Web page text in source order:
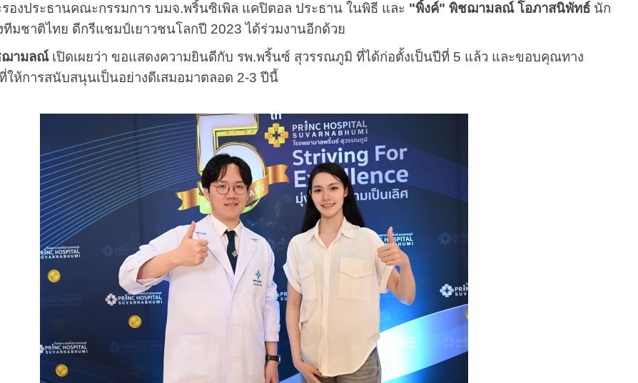
องประธานคณะกรรมการ บมจ.พริ้นซิเพิล แคปิตอล ประธาน ในพิธี และ "พิ้งค์" พิชฌามลณ์ โอภาสนิพัทธ์นัก
มชาติไทย ดีกรีแชมป์เยาวชนโลกปี 2023 ได้ร่วมงานอีกด้วย
ฌามลณ์เปิดเผยว่า ขอแสดงความยินดีกับ รพ.พริ้นซ์ สุวรรณภูมิ ที่ได้ก่อตั้งเป็นปีที่ 5 แล้ว และขอบคุณทาง
ห้การสนับสนุนเป็นอย่างดีเสมอมาตลอด 2-3 ปีนี้